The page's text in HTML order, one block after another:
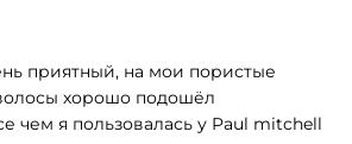
приятный, на мои пористые
хорошо подошёл
чем я пользовалась у Paul mitchell